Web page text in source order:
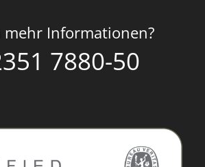
mehr Informationen?
7880-50